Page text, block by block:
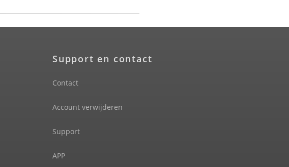
Support en contact
Contact
Account verwijderen
Support
APP